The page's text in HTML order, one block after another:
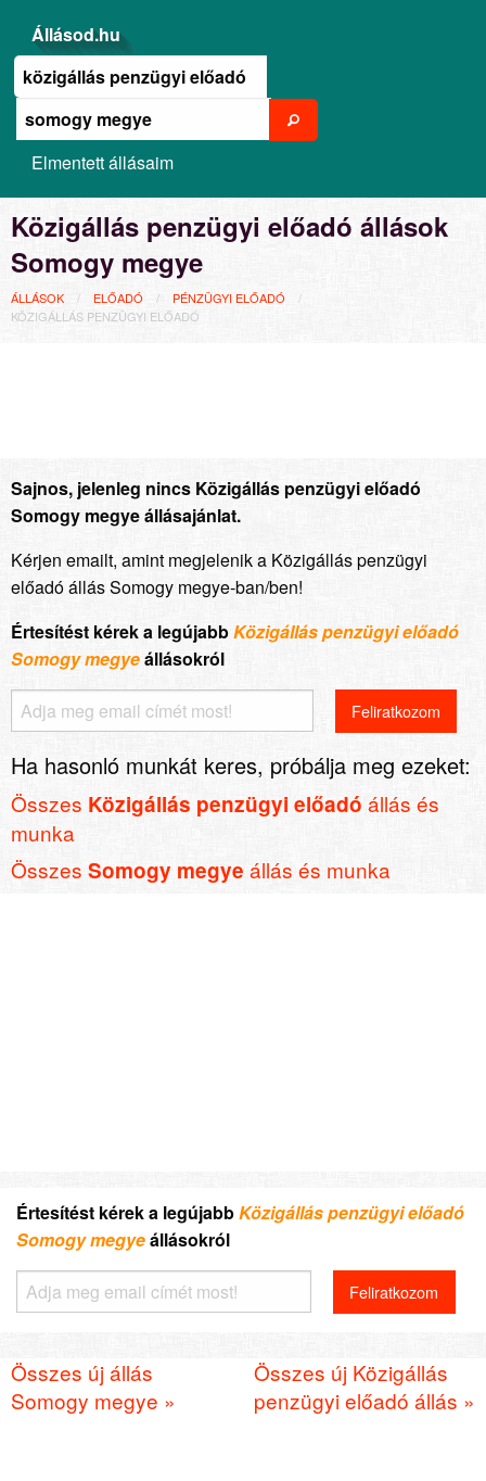
Állásod.hu
Elmentett állásaim
Közigállás penzügyi előadó állások
Somogy megye
ÁLLÁSOK ELŐADÓ
PÉNZÜGYI ELŐADÓ
KÖZIGÁLLÁS PENZÜGYI ELŐADÓ
Sajnos, jelenleg nincs Közigállás penzügyi előadó
Somogy megye állásajánlat.
Kérjen emailt, amint megjelenik a Közigállás penzügyi
előadó állás Somogy megye-ban/ben!
Értesítést kérek a legújabbKözigállás penzügyi előadó
Somogy megyeállásokról
Ha hasonló munkát keres, próbálja meg ezeket:
Összes Közigállás penzügyi előadó állás és
munka
Összes Somogy megye állás és munka
Értesítést kérek a legújabbKözigállás penzügyi előadó
Somogy megyeállásokról
Összes új állás
Somogy megye »
Összes új Közigállás
penzügyi előadó állás »